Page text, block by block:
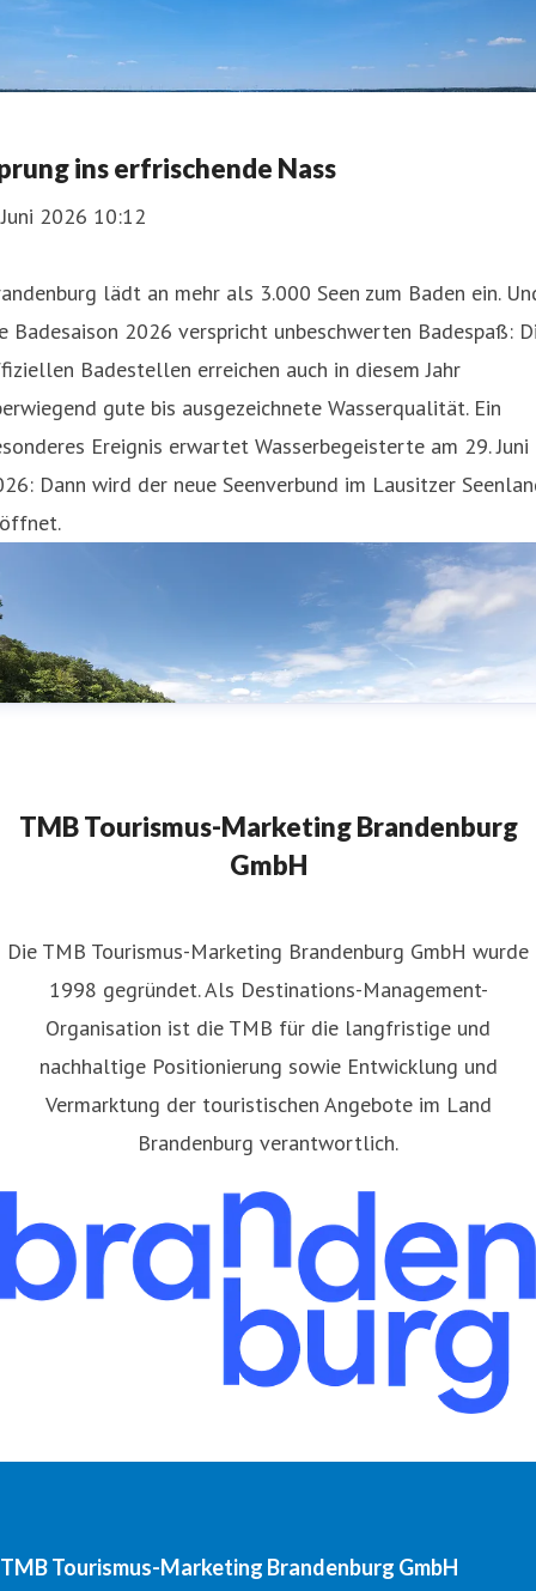
ins erfrischende Nass
2026 10:12
lädt an mehr als 3.000 Seen zum Baden ein.
Badesaison 2026 verspricht unbeschwerten Badespaß:
Badestellen erreichen auch in diesem Jahr
gute bis ausgezeichnete Wasserqualität. Ein
Ereignis erwartet Wasserbegeisterte am 29. Juni
Dann wird der neue Seenverbund im Lausitzer
TMB Tourismus-Marketing Brandenburg
GmbH
​Die TMB Tourismus-Marketing Brandenburg GmbH wurde
1998 gegründet. Als Destinations-Management-
Organisation ist die TMB für die langfristige und
nachhaltige Positionierung sowie Entwicklung und
Vermarktung der touristischen Angebote im Land
Brandenburg verantwortlich.
TMB Tourismus-Marketing Brandenburg GmbH